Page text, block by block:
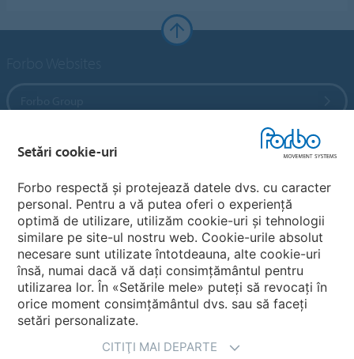
Forbo Flooring Systems
Forbo Movement Systems
Alegeti ţara
Alegeţi-vã ţara
Setări cookie-uri
Forbo respectă și protejează datele dvs. cu caracter
personal. Pentru a vă putea oferi o experiență
optimă de utilizare, utilizăm cookie-uri și tehnologii
similare pe site-ul nostru web. Cookie-urile absolut
necesare sunt utilizate întotdeauna, alte cookie-uri
însă, numai dacă vă dați consimțământul pentru
utilizarea lor. În «Setările mele» puteți să revocați în
orice moment consimțământul dvs. sau să faceți
setări personalizate.
CITIŢI MAI DEPARTE